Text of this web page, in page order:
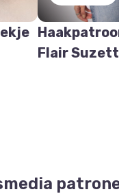
Flair